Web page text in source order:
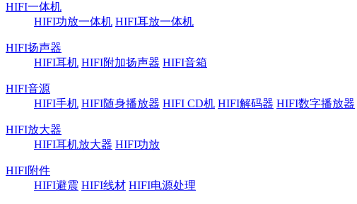
HIFI一体机
HIFI功放一体机 HIFI耳放一体机
HIFI扬声器
HIFI耳机 HIFI附加扬声器 HIFI音箱
HIFI音源
HIFI手机 HIFI随身播放器 HIFI CD机 HIFI解码器 HIFI数字播放器
HIFI放大器
HIFI耳机放大器 HIFI功放
HIFI附件
HIFI避震 HIFI线材 HIFI电源处理